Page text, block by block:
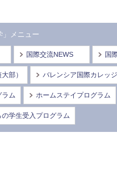
」メニュー
国際交流NEWS 国
部） バレンシア国際カレッ
ム ホームステイプログラム
学生受入プログラム